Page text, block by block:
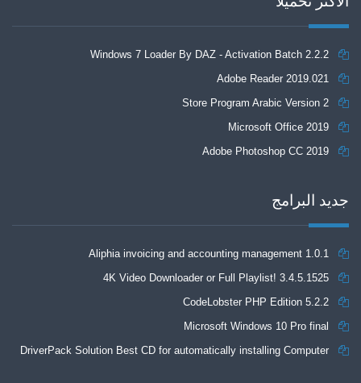
Windows 7 Loader By DAZ - Activation Batch 2.2.2
Adobe Reader 2019.021
Store Program Arabic Version 2
Microsoft Office 2019
Adobe Photoshop CC 2019
جديد البرامج
Aliphia invoicing and accounting management 1.0.1
4K Video Downloader or Full Playlist! 3.4.5.1525
CodeLobster PHP Edition 5.2.2
Microsoft Windows 10 Pro final
DriverPack Solution Best CD for automatically installing Computer